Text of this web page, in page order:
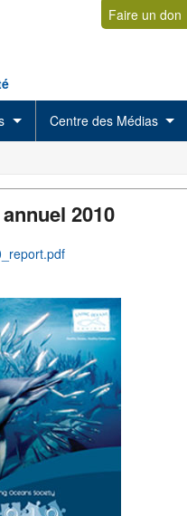
Faire un don
Centre des Médias
2010